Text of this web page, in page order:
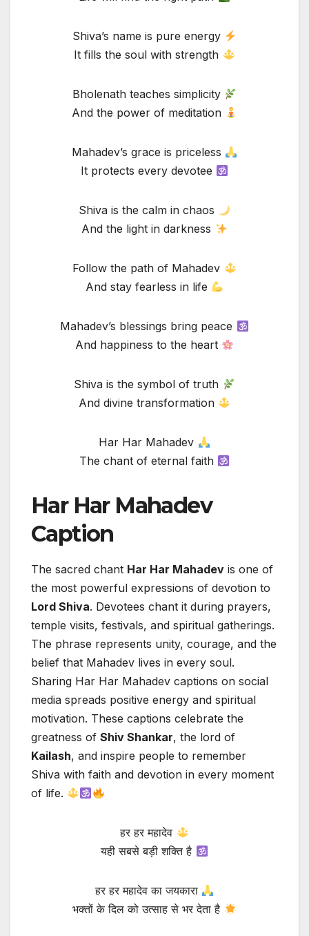
Shiva’s name is pure energy
It fills the soul with strength
Bholenath teaches simplicity
And the power of meditation
Mahadev’s grace is priceless
It protects every devotee
Shiva is the calm in chaos
And the light in darkness
Follow the path of Mahadev
And stay fearless in life
Mahadev’s blessings bring peace
And happiness to the heart
Shiva is the symbol of truth
And divine transformation
Har Har Mahadev
The chant of eternal faith
Har Har Mahadev
Caption
The sacred chant Har Har Mahadev is one of
the most powerful expressions of devotion to
Lord Shiva. Devotees chant it during prayers,
temple visits, festivals, and spiritual gatherings.
The phrase represents unity, courage, and the
belief that Mahadev lives in every soul.
Sharing Har Har Mahadev captions on social
media spreads positive energy and spiritual
motivation. These captions celebrate the
greatness of Shiv Shankar, the lord of
Kailash, and inspire people to remember
Shiva with faith and devotion in every moment
of life.
हर हर महादेव
यही सबसे बड़ी शक्ति है
हर हर महादेव का जयकारा
भक्तों के दिल को उत्साह से भर देता है